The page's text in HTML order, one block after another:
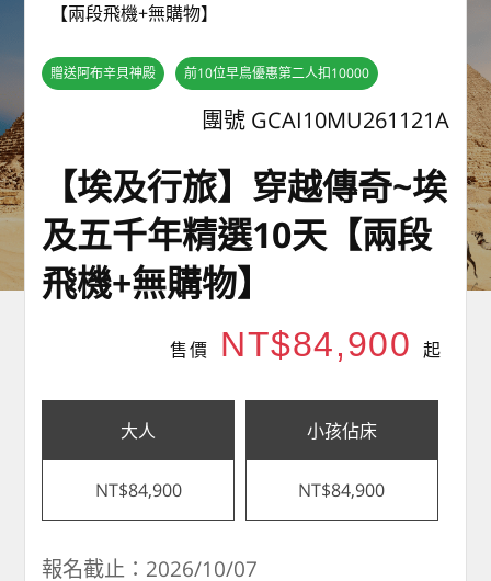
【兩段飛機+無購物】
贈送阿布辛貝神殿 前10位早鳥優惠第二人扣10000
團號 GCAI10MU261121A
【埃及行旅】穿越傳奇~埃
及五千年精選10天【兩段
飛機+無購物】
售價 NT$84,900 起
大人
NT$84,900
小孩佔床
NT$84,900
報名截止：2026/10/07